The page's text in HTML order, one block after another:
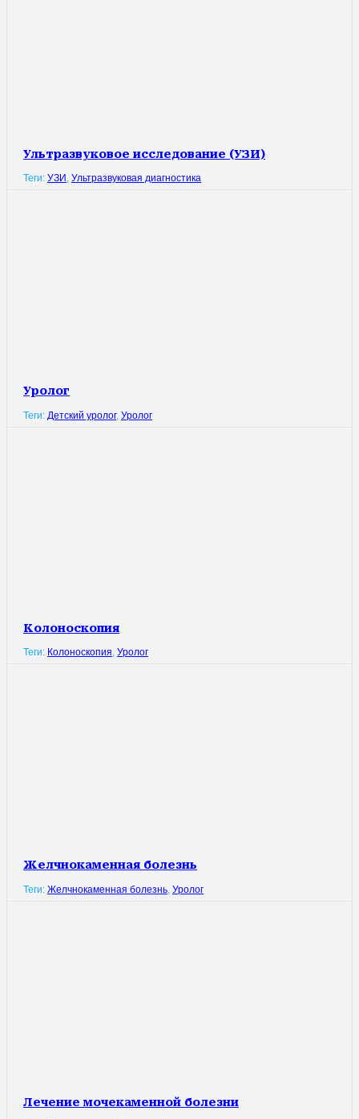
Ультразвуковое исследование (УЗИ)
Теги: УЗИ , Ультразвуковая диагностика
Уролог
Теги: Детский уролог, Уролог
Колоноскопия
Теги: Колоноскопия, Уролог
Желчнокаменная болезнь
Теги: Желчнокаменная болезнь Уролог
Лечение мочекаменной болезни